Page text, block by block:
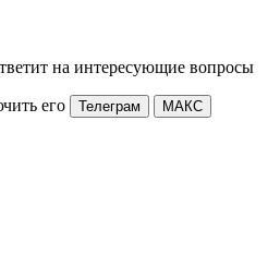
на интересующие вопросы
его Телеграм МАКС